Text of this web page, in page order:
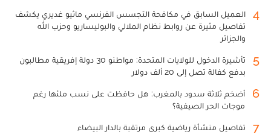
4
العميل السابق في مكافحة التجسس الفرنسي ماثيو غديري يكشف
تفاصيل مثيرة عن روابط نظام الملالي والبوليساريو وحزب الله
والجزائر
5
تأشيرة الدخول للولايات المتحدة: مواطنو 30 دولة إفريقية مطالبون
بدفع كفالة تصل إلى 20 ألف دولار
6
أضخم ثلاثة سدود بالمغرب: هل حافظت على نسب ملئها رغم
موجات الحر الصيفية؟
7 تفاصيل منشأة رياضية كبرى مرتقبة بالدار البيضاء